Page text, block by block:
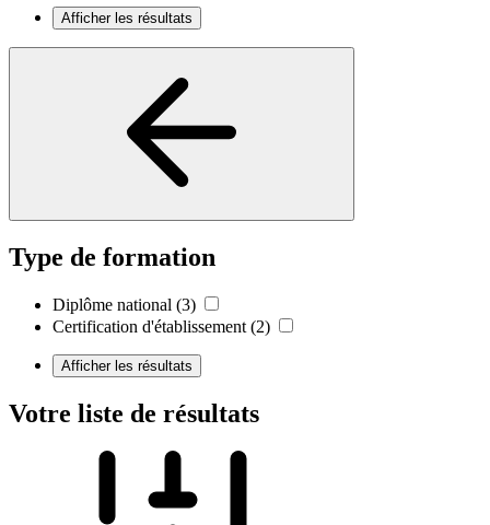
Afficher les résultats
Type de formation
Diplôme national (3)
Certification d'établissement (2)
Afficher les résultats
Votre liste de résultats